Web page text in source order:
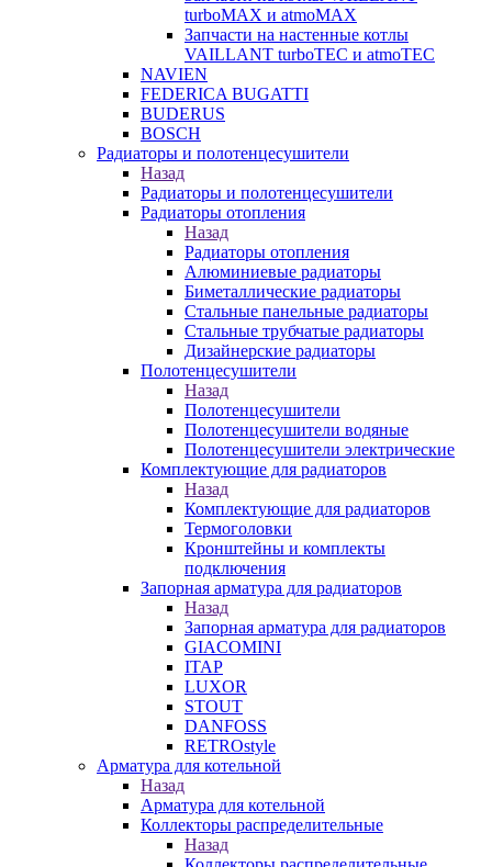
turboMAX и atmoMAX
Запчасти на настенные котлы
VAILLANT turboTEC и atmoTEC
NAVIEN
FEDERICA BUGATTI
BUDERUS
BOSCH
Радиаторы и полотенцесушители
Назад
Радиаторы и полотенцесушители
Радиаторы отопления
Назад
Радиаторы отопления
Алюминиевые радиаторы
Биметаллические радиаторы
Стальные панельные радиаторы
Стальные трубчатые радиаторы
Дизайнерские радиаторы
Полотенцесушители
Назад
Полотенцесушители
Полотенцесушители водяные
Полотенцесушители электрические
Комплектующие для радиаторов
Назад
Комплектующие для радиаторов
Термоголовки
Кронштейны и комплекты
подключения
Запорная арматура для радиаторов
Назад
Запорная арматура для радиаторов
GIACOMINI
ITAP
LUXOR
STOUT
DANFOSS
RETROstyle
Арматура для котельной
Назад
Арматура для котельной
Коллекторы распределительные
Назад